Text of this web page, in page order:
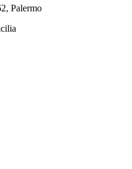
Palermo